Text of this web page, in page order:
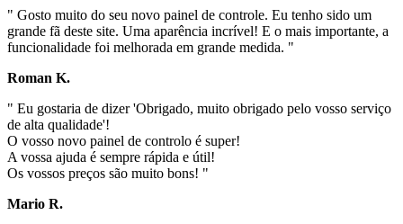
" Gosto muito do seu novo painel de controle. Eu tenho sido um
grande fã deste site. Uma aparência incrível! E o mais importante, a
funcionalidade foi melhorada em grande medida. "
Roman K.
" Eu gostaria de dizer 'Obrigado, muito obrigado pelo vosso serviço
de alta qualidade'!
O vosso novo painel de controlo é super!
A vossa ajuda é sempre rápida e útil!
Os vossos preços são muito bons! "
Mario R.